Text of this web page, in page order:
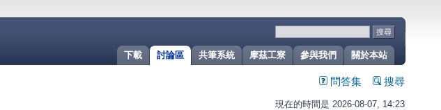
關於本站
參與我們
摩茲工寮
共筆系統
討論區
下載
問答集 搜尋
現在的時間是 2026-08-07, 14:23